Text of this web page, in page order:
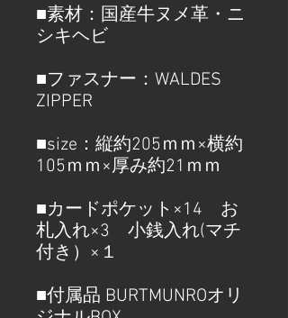
■素材：国産牛ヌメ革・ニ
シキヘビ
■ファスナー：WALDES
ZIPPER
■size：縦約205ｍｍ×横約
105ｍｍ×厚み約21ｍｍ
■カードポケット×14 お
札入れ×3 小銭入れ(マチ
付き）×１
■付属品 BURTMUNROオリ